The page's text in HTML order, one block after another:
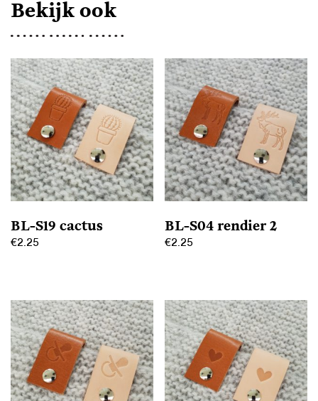
Bekijk ook
BL-S19 cactus
€2.25
heeft
meerdere
variaties.
Deze
optie
BL-S04 rendier 2
€2.25
heeft
meerdere
variaties.
Deze
optie